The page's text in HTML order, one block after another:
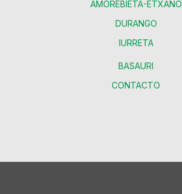
AMOREBIETA-ETXANO
DURANGO
IURRETA
BASAURI
CONTACTO